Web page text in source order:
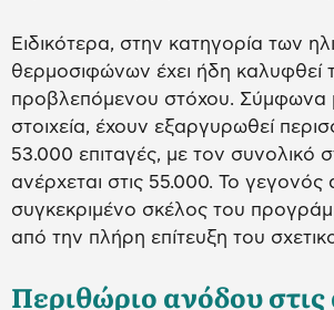
Ειδικότερα, στην κατηγορία των
θερμοσιφώνων έχει ήδη καλυφθεί
προβλεπόμενου στόχου. Σύμφωνα
στοιχεία, έχουν εξαργυρωθεί
53.000 επιταγές, με τον συνολικό
ανέρχεται στις 55.000. Το γεγονός
συγκεκριμένο σκέλος του
από την πλήρη επίτευξη του
Περιθώριο ανόδου στις